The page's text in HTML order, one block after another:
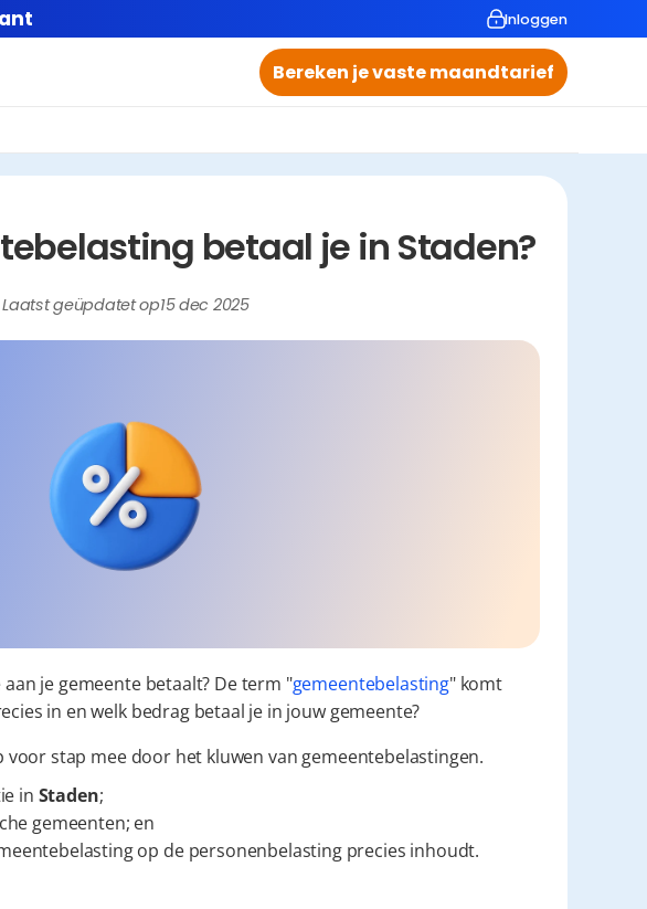
Inloggen
Bereken je vaste maandtarief
betaal je in Staden?
Laatst geüpdatet op15 dec 2025
je gemeente betaalt? De term "gemeentebelasting" komt
in en welk bedrag betaal je in jouw gemeente?
voor stap mee door het kluwen van gemeentebelastingen.
in Staden;
gemeenten; en
op de personenbelasting precies inhoudt.